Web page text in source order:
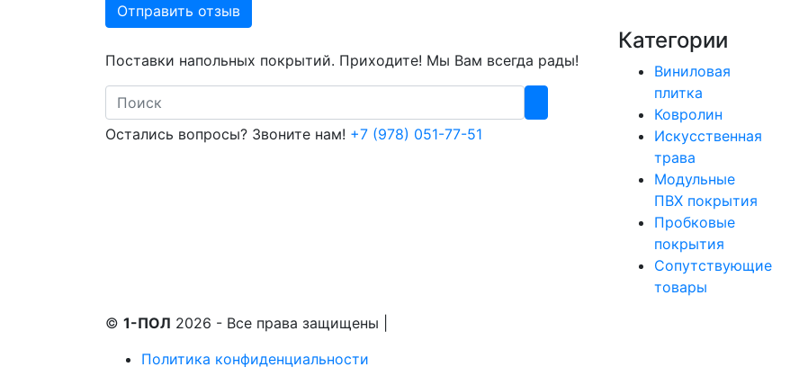
Отправить отзыв
Поставки напольных покрытий. Приходите! Мы Вам всегда рады!
Search
Остались вопросы? Звоните нам! +7 (978) 051-77-51
Категории
Виниловая
плитка
Ковролин
Искусственная
трава
Модульные
ПВХ покрытия
Пробковые
покрытия
Сопутствующие
товары
© 1-ПОЛ 2026 - Все права защищены
Политика конфиденциальности